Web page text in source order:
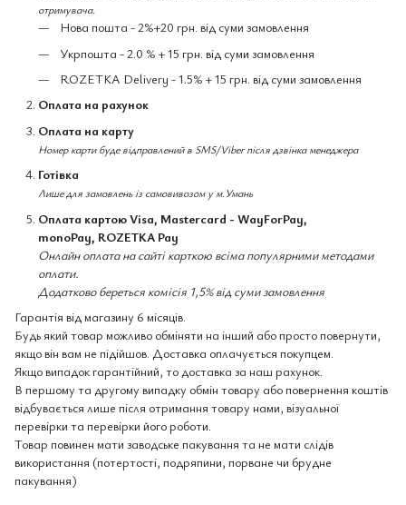
отримувача.
Нова пошта - 2%+20 грн. від суми замовлення
Укрпошта - 2.0 % + 15 грн. від суми замовлення
ROZETKA Delivery - 1.5% + 15 грн. від суми замовлення
Оплата на рахунок
Оплата на карту
Номер карти буде відправлений в SMS/Viber після дзвінка менеджера
Готівка
Лише для замовлень із самовивозом у м.Умань
Оплата картою Visa, Mastercard - WayForPay,
monoPay, ROZETKA Pay
Онлайн оплата на сайті карткою всіма популярними методами
оплати.
Додатково береться комісія 1,5% від суми замовлення
Гарантія від магазину 6 місяців.
Будь який товар можливо обміняти на інший або просто повернути,
якщо він вам не підійшов. Доставка оплачується покупцем.
Якщо випадок гарантійний, то доставка за наш рахунок.
В першому та другому випадку обмін товару або повернення коштів
відбувається лише після отримання товару нами, візуальної
перевірки та перевірки його роботи.
Товар повинен мати заводське пакування та не мати слідів
використання (потертості, подряпини, порване чи брудне
пакування)